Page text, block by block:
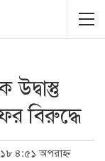
বিরুদ্ধে
৪:৫১ অপরাহ্ন